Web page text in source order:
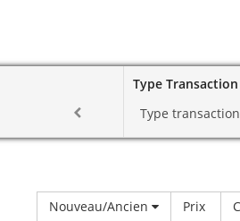
Type Transaction
Type transaction
Nouveau/Ancien Prix